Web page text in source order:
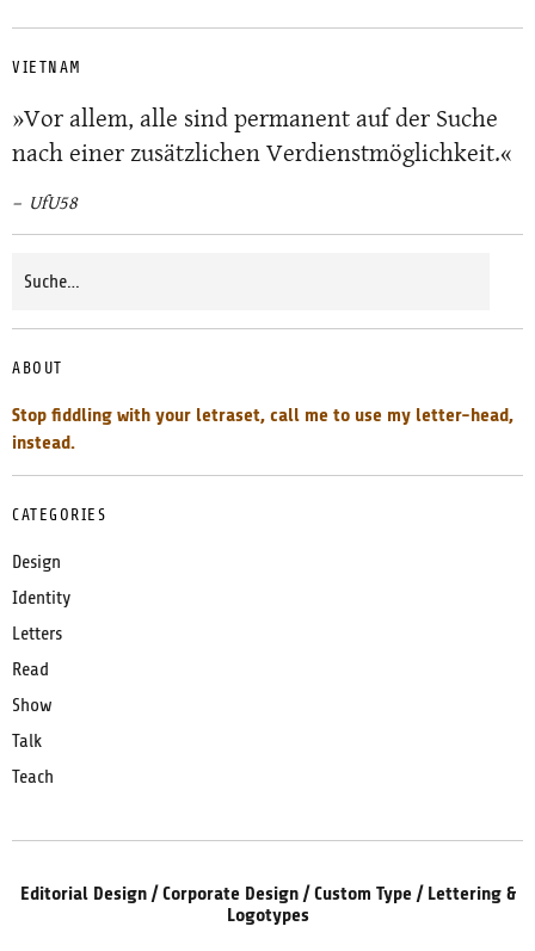
VIETNAM
»Vor allem, alle sind permanent auf der Suche
nach einer zusätzlichen Verdienstmöglichkeit.«
UfU58
ABOUT
Stop fiddling with your letraset, call me to use my letter-head,
instead.
CATEGORIES
Design
Identity
Letters
Read
Show
Talk
Teach
Editorial Design / Corporate Design / Custom Type / Lettering &
Logotypes